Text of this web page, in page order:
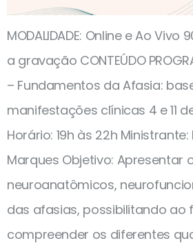
MODALIDADE: Online e Ao
a gravação CONTEÚDO
– Fundamentos da Afasia:
manifestações clínicas 4 e 11
Horário: 19h às 22h Ministrante:
Marques Objetivo: Apresentar
neuroanatômicos,
das afasias, possibilitando ao
compreender os diferentes